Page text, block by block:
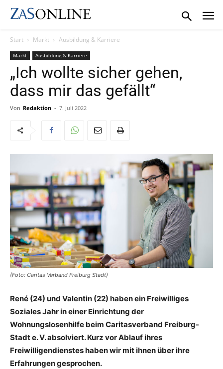
Start Markt Ausbildung & Karriere
Markt Ausbildung & Karriere
„Ich wollte sicher gehen,
dass mir das gefällt“
Von Redaktion - 7. Juli 2022
(Foto: Caritas Verband Freiburg Stadt)
René (24) und Valentin (22) haben ein Freiwilliges
Soziales Jahr in einer Einrichtung der
Wohnungslosenhilfe beim Caritasverband Freiburg-
Stadt e. V. absolviert. Kurz vor Ablauf ihres
Freiwilligendienstes haben wir mit ihnen über ihre
Erfahrungen gesprochen.